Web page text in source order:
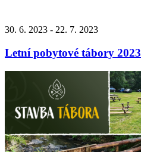
30. 6. 2023 - 22. 7. 2023
Letní pobytové tábory 2023